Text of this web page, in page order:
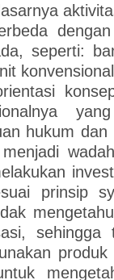
seperti:
hukum dan
prinsip